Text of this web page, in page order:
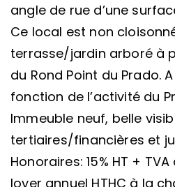
angle de rue d’une
Ce local est non
terrasse/jardin arboré à
du Rond Point du Prado.
fonction de l’activité du
Immeuble neuf, belle
tertiaires/financières et
Honoraires: 15% HT +
loyer annuel HTHC à la